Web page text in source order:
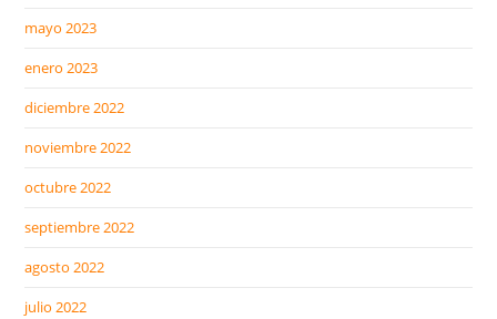
mayo 2023
enero 2023
diciembre 2022
noviembre 2022
octubre 2022
septiembre 2022
agosto 2022
julio 2022